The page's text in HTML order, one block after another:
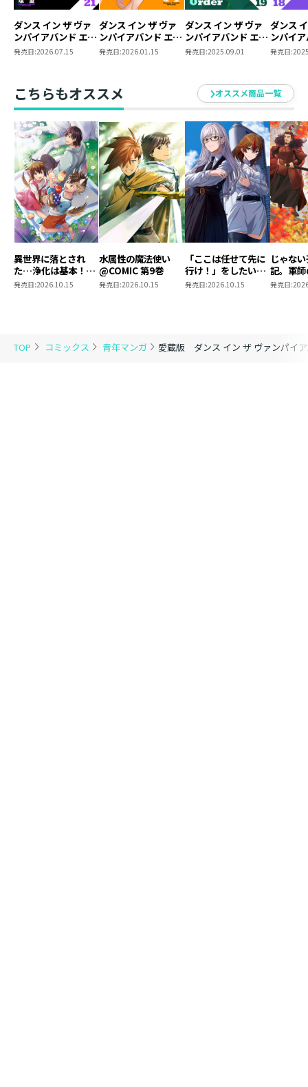
TOP コミックス 青年マンガ 愛蔵版 ダンス イン ザ ヴァンパイ
ダンス イン ザ ヴァ
ンパイアバンド エイ
ジ オブ スカーレット
発売日:2026.07.15
ダンス イン ザ ヴァ
ンパイアバンド エイ
ジ オブ スカーレット
発売日:2026.01.15
ダンス イン ザ ヴァ
ンパイアバンド エイ
ジ オブ スカーレット
発売日:2025.09.01
ダンス
ンパイ
ジ オブ
発売日:
こちらもオススメ オススメ商品一覧
異世界に落とされ
た…浄化は基本！
@COMIC 第7巻
発売日:2026.10.15
水属性の魔法使い
@COMIC 第9巻
発売日:2026.10.15
「ここは任せて先に
行け！」をしたい死
にたがりの望まぬ宇
発売日:2026.10.15
じゃな
記。軍
われま
発売日: